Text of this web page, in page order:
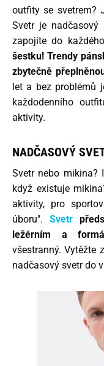
outfity se svetrem?
Svetr je nadčasový
zapojíte do
šestku! Trendy
zbytečně
let a bez problémů
každodenního
aktivity.
NADČASOVÝ
Svetr nebo mikina?
když existuje
aktivity, pro
úboru".Svetr
ležérním a
všestranný. Vytěžte
nadčasový svetr do